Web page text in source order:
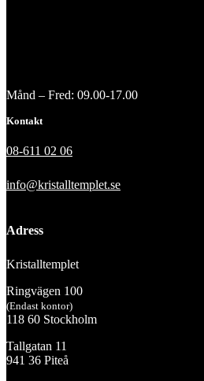
Månd – Fred: 09.00-17.00
Kontakt
08-611 02 06
info@kristalltemplet.se
Adress
Kristalltemplet
Ringvägen 100
(Endast kontor)
118 60 Stockholm
Tallgatan 11
941 36 Piteå